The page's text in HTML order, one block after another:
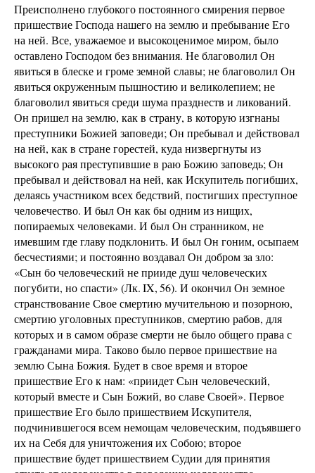
Преисполнено глубокого постоянного смирения первое
пришествие Господа нашего на землю и пребывание Его
на ней. Все, уважаемое и высокоценимое миром, было
оставлено Господом без внимания. Не благоволил Он
явиться в блеске и громе земной славы; не благоволил Он
явиться окруженным пышностию и великолепием; не
благоволил явиться среди шума празднеств и ликований.
Он пришел на землю, как в страну, в которую изгнаны
преступники Божией заповеди; Он пребывал и действовал
на ней, как в стране горестей, куда низвергнуты из
высокого рая преступившие в раю Божию заповедь; Он
пребывал и действовал на ней, как Искупитель погибших,
делаясь участником всех бедствий, постигших преступное
человечество. И был Он как бы одним из нищих,
попираемых человеками. И был Он странником, не
имевшим где главу подклонить. И был Он гоним, осыпаем
бесчестиями; и постоянно воздавал Он добром за зло:
«Сын бо человеческий не прииде душ человеческих
погубити, но спасти» (Лк. IX, 56). И окончил Он земное
странствование Свое смертию мучительною и позорною,
смертию уголовных преступников, смертию рабов, для
которых и в самом образе смерти не было общего права с
гражданами мира. Таково было первое пришествие на
землю Сына Божия. Будет в свое время и второе
пришествие Его к нам: «приидет Сын человеческий,
который вместе и Сын Божий, во славе Своей». Первое
пришествие Его было пришествием Искупителя,
подчинившегося всем немощам человеческим, подъявшего
их на Себя для уничтожения их Собою; второе
пришествие будет пришествием Судии для принятия